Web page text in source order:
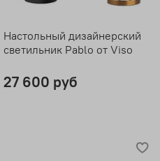
Настольный дизайнерский
светильник Pablo от Viso
27 600 руб